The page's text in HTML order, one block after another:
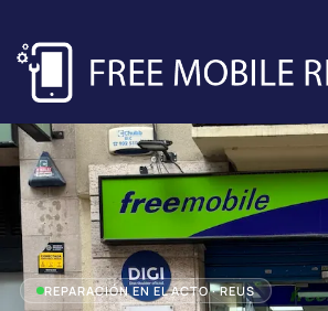
REPARACIÓN EN EL ACTO · REUS